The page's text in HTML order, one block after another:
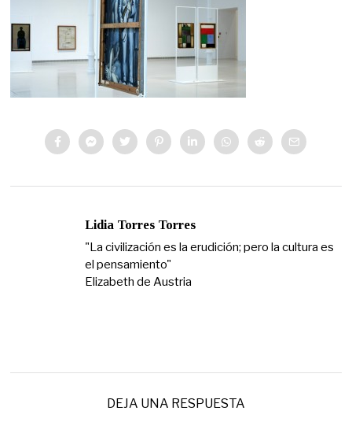
Lidia Torres Torres
"La civilización es la erudición; pero la cultura es
el pensamiento"
Elizabeth de Austria
DEJA UNA RESPUESTA